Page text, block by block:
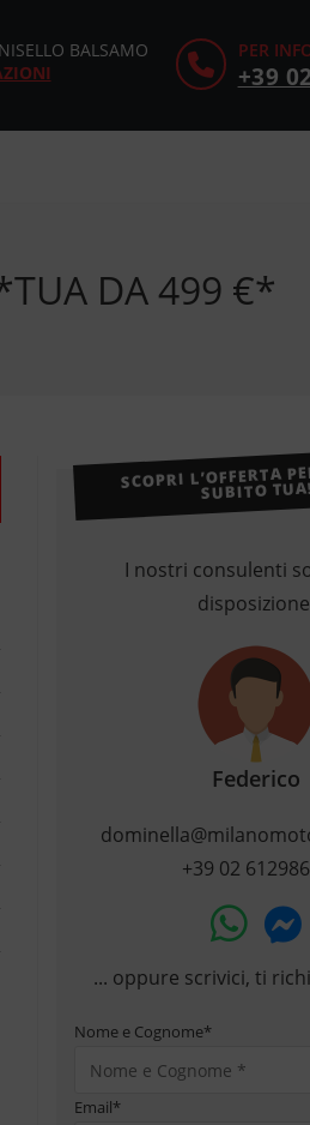
PER
+39
BALSAMO
DA 499 €*
SCOPRI L’OFFERTA
SUBITO TUA!
I nostri consulenti
Federico
+39 02
... oppure scrivici, ti
Nome e Cognome*
Email*